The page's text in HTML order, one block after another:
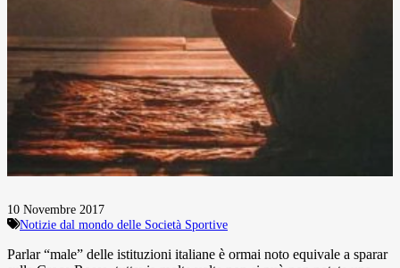
10 Novembre 2017
Notizie dal mondo delle Società Sportive
Parlar “male” delle istituzioni italiane è ormai noto equivale a sparar